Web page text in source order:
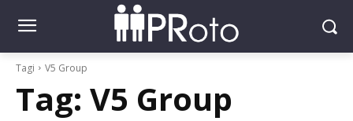
Tagi V5 Group
Tag: V5 Group